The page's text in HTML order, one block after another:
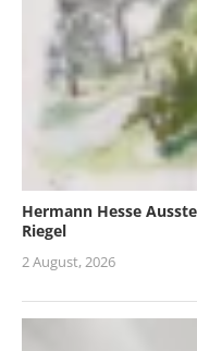
Hermann Hesse
Riegel
2 August, 2026